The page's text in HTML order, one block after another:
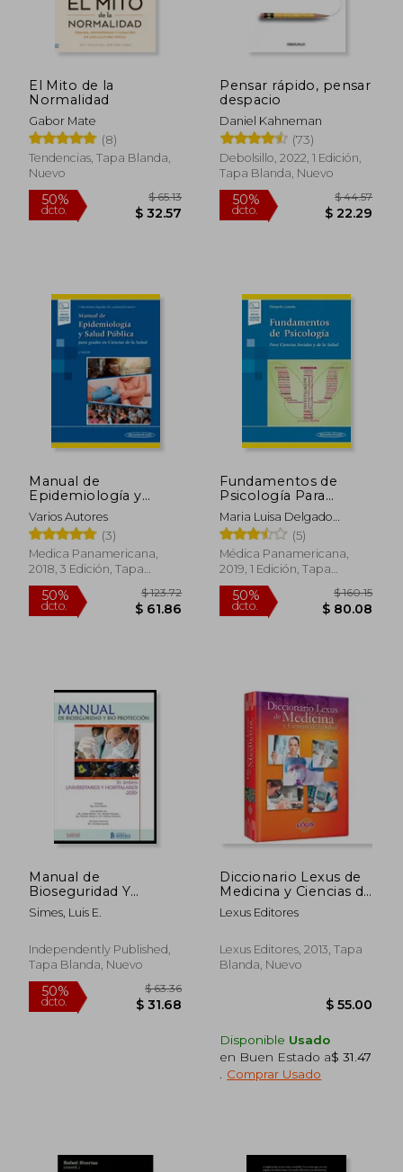
El Mito de la
Normalidad
Gabor Mate
(8)
Tendencias, Tapa Blanda,
Nuevo
50%
dcto.
Pensar rápido, pensar
despacio
Daniel Kahneman
(73)
Debolsillo, 2022, 1 Edición,
Tapa Blanda, Nuevo
50%
dcto.
Manual de
Epidemiología y
Salud Pública Para
Grados en Ciencias de
la Salud
Varios Autores
(3)
Medica Panamericana,
2018, 3 Edición, Tapa
Blanda, Nuevo
50%
Fundamentos de
Psicología Para
Ciencias Sociales y de
la Salud + Versión
Digital
Maria Luisa Delgado
Losada
(5)
Médica Panamericana,
2019, 1 Edición, Tapa
Blanda, Nuevo
50%
dcto.
Manual de
Bioseguridad Y
Bioprotección: En
Ambitos
Hospitalarios
Simes, Luis E.
Independently Published,
Tapa Blanda, Nuevo
Diccionario Lexus de
Medicina y Ciencias de
la Salud
Lexus Editores
Lexus Editores, 2013, Tapa
Blanda, Nuevo
Disponible Usado
en Buen Estado a$ 31.47
Comprar Usado